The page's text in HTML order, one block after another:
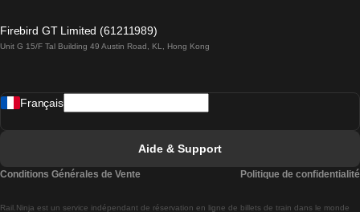
Trains de Lisbonne à Madrid
Firebird GT Limited (61211989)
Unit G 15/F Tal Building 49 Austin Road, KL, Hong Kong
Rail.Ninja est un service indépendant de réservation en ligne de billets de train dans le monde
Français
Aide & Support
Conditions Générales de Vente Politique de confidentialité